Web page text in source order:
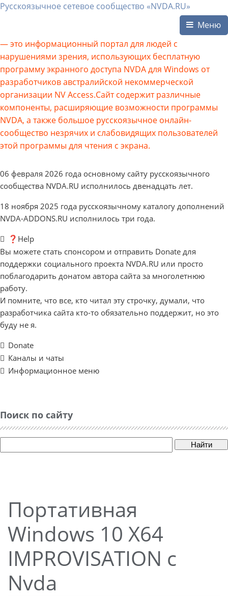
Русскоязычное сетевое сообщество «NVDA.RU»
Меню
— это информационный портал для людей с
нарушениями зрения, использующих бесплатную
программу экранного доступа NVDA для Windows от
разработчиков австралийской некоммерческой
организации NV Access.Сайт содержит различные
компоненты, расширяющие возможности программы
NVDA, а также большое русскоязычное онлайн-
сообщество незрячих и слабовидящих пользователей
этой программы для чтения с экрана.
06 февраля 2026 года основному сайту русскоязычного
сообщества NVDA.RU исполнилось двенадцать лет.
18 ноября 2025 года русскоязычному каталогу дополнений
NVDA-ADDONS.RU исполнилось три года.
❓Help
Вы можете стать спонсором и отправить Donate для
поддержки социального проекта NVDA.RU или просто
поблагодарить донатом автора сайта за многолетнюю
работу.
И помните, что все, кто читал эту строчку, думали, что
разработчика сайта кто-то обязательно поддержит, но это
буду не я.
Donate
Каналы и чаты
Информационное меню
Поиск по сайту
Найти
Портативная
Windows 10 X64
IMPROVISATION с
Nvda